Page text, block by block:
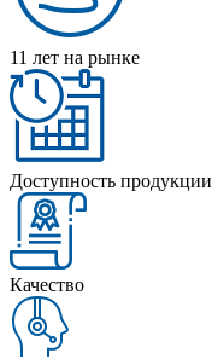
11 лет на рынке
Доступность продукции
Качество